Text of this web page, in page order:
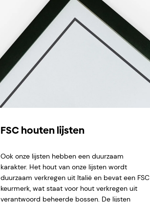
FSC houten lijsten
Ook onze lijsten hebben een duurzaam
karakter. Het hout van onze lijsten wordt
duurzaam verkregen uit Italië en bevat een FSC
keurmerk, wat staat voor hout verkregen uit
verantwoord beheerde bossen. De lijsten